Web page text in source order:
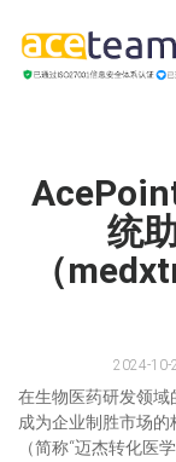
统
（
2024-10-
在生物医药研发领
成为企业制胜市场
（简称“迈杰转化医